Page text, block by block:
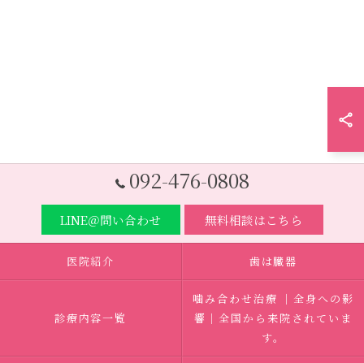
092-476-0808
LINE＠問い合わせ 無料相談はこちら
医院紹介 歯は臓器
診療内容一覧
噛み合わせ治療 ｜全身への影
響｜全国から来院されていま
す。